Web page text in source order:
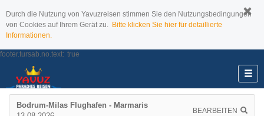
Durch die Nutzung von Yavuzreisen stimmen Sie den Nutzungsbedingungen
von Cookies auf Ihrem Gerät zu. Bitte klicken Sie hier für detaillierte
Informationen.
footer.tursab.no.text: true
Bodrum-Milas Flughafen - Marmaris
BEARBEITEN